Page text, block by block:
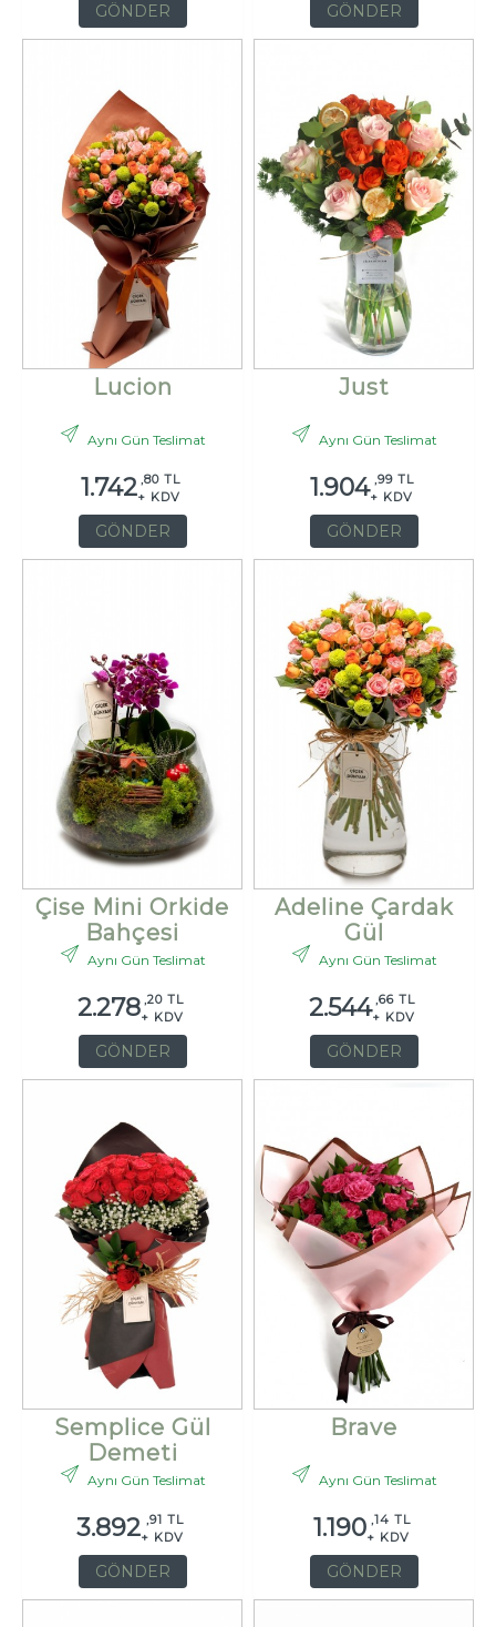
GÖNDER GÖNDER
Lucion
Aynı Gün Teslimat
1.742 ,80 TL
+ KDV
GÖNDER
Just
Aynı Gün Teslimat
1.904 ,99 TL
+ KDV
GÖNDER
Çise Mini Orkide
Bahçesi
Aynı Gün Teslimat
2.278 ,20 TL
+ KDV
GÖNDER
Adeline Çardak
Gül
Aynı Gün Teslimat
2.544 ,66 TL
+ KDV
GÖNDER
Semplice Gül
Demeti
Aynı Gün Teslimat
3.892 ,91 TL
+ KDV
GÖNDER
Brave
Aynı Gün Teslimat
1.190 ,14 TL
+ KDV
GÖNDER